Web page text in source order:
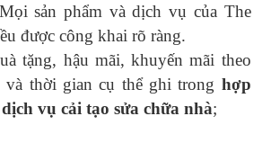
sản phẩm và dịch vụ của The
được công khai rõ ràng.
tặng, hậu mãi, khuyến mãi theo
thời gian cụ thể ghi trong hợp
vụ cải tạo sửa chữa nhà;